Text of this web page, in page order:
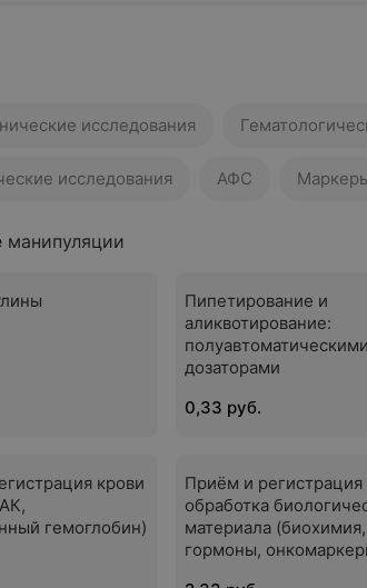
исследования
исследования АФС
манипуляции
Пипетирование и
аликвотирование:
полуавтоматическими
дозаторами
0,33 руб.
крови
гемоглобин)
Приём и регистрация
обработка
материала (биохимия,
гормоны,